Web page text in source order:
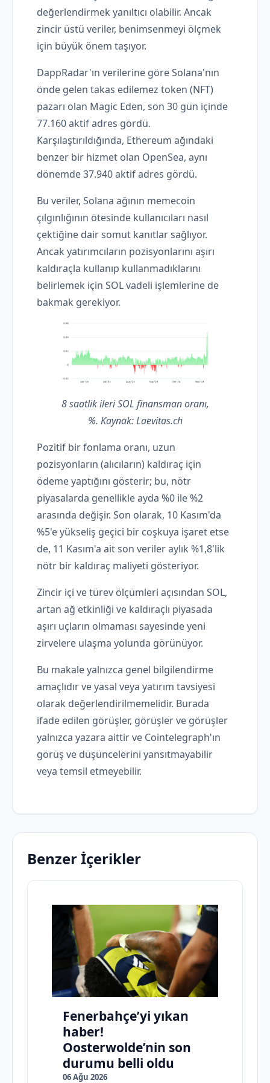
değerlendirmek yanıltıcı olabilir. Ancak
zincir üstü veriler, benimsenmeyi ölçmek
için büyük önem taşıyor.
DappRadar'ın verilerine göre Solana'nın
önde gelen takas edilemez token (NFT)
pazarı olan Magic Eden, son 30 gün içinde
77.160 aktif adres gördü.
Karşılaştırıldığında, Ethereum ağındaki
benzer bir hizmet olan OpenSea, aynı
dönemde 37.940 aktif adres gördü.
Bu veriler, Solana ağının memecoin
çılgınlığının ötesinde kullanıcıları nasıl
çektiğine dair somut kanıtlar sağlıyor.
Ancak yatırımcıların pozisyonlarını aşırı
kaldıraçla kullanıp kullanmadıklarını
belirlemek için SOL vadeli işlemlerine de
bakmak gerekiyor.
8 saatlik ileri SOL finansman oranı,
%. Kaynak: Laevitas.ch
Pozitif bir fonlama oranı, uzun
pozisyonların (alıcıların) kaldıraç için
ödeme yaptığını gösterir; bu, nötr
piyasalarda genellikle ayda %0 ile %2
arasında değişir. Son olarak, 10 Kasım'da
%5'e yükseliş geçici bir coşkuya işaret etse
de, 11 Kasım'a ait son veriler aylık %1,8'lik
nötr bir kaldıraç maliyeti gösteriyor.
Zincir içi ve türev ölçümleri açısından SOL,
artan ağ etkinliği ve kaldıraçlı piyasada
aşırı uçların olmaması sayesinde yeni
zirvelere ulaşma yolunda görünüyor.
Bu makale yalnızca genel bilgilendirme
amaçlıdır ve yasal veya yatırım tavsiyesi
olarak değerlendirilmemelidir. Burada
ifade edilen görüşler, görüşler ve görüşler
yalnızca yazara aittir ve Cointelegraph'ın
görüş ve düşüncelerini yansıtmayabilir
veya temsil etmeyebilir.
Benzer İçerikler
Fenerbahçe’yi yıkan
haber!
Oosterwolde’nin son
durumu belli oldu
06 Ağu 2026